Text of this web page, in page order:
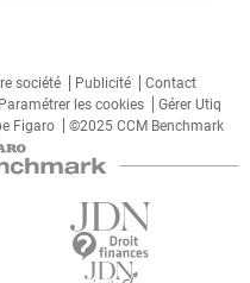
société Publicité
Contact
Paramétrer les cookies
Gérer Utiq
Figaro ©2025 CCM Benchmark